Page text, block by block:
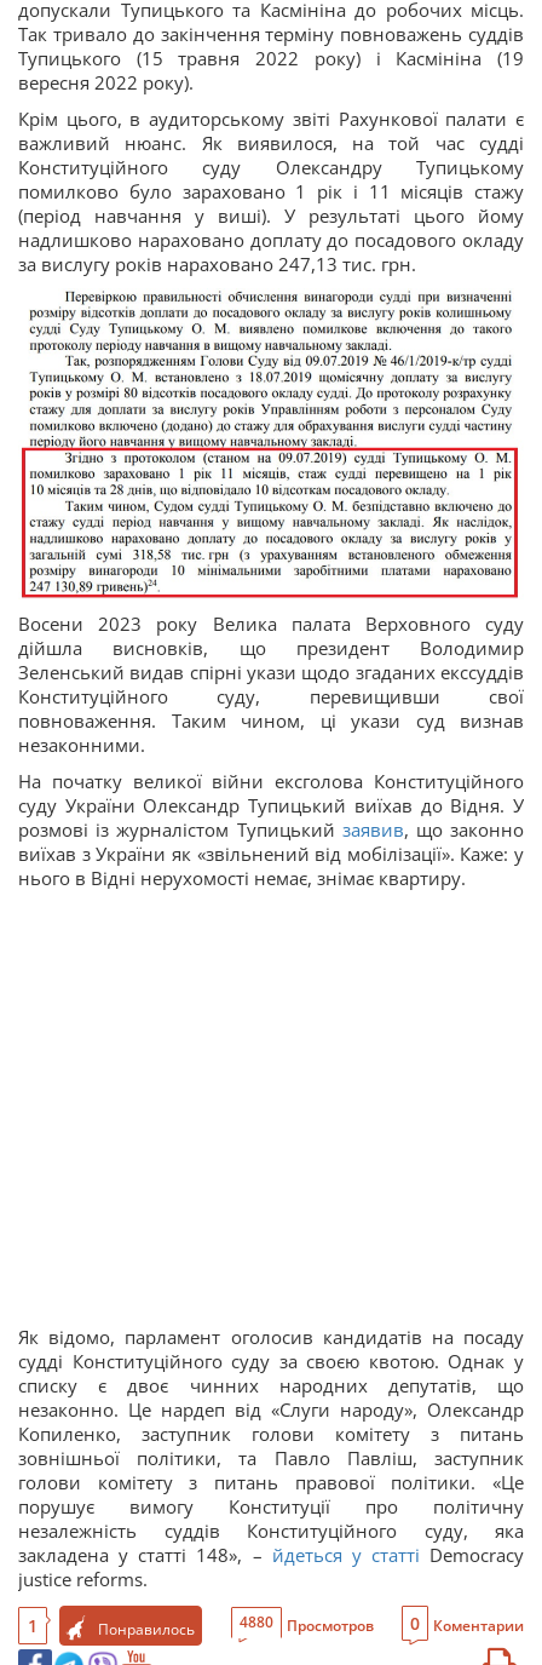
допускали Тупицького та Касмініна до робочих місць.
Так тривало до закінчення терміну повноважень суддів
Тупицького (15 травня 2022 року) і Касмініна (19
вересня 2022 року).
Крім цього, в аудиторському звіті Рахункової палати є
важливий нюанс. Як виявилося, на той час судді
Конституційного суду Олександру Тупицькому
помилково було зараховано 1 рік і 11 місяців стажу
(період навчання у виші). У результаті цього йому
надлишково нараховано доплату до посадового окладу
за вислугу років нараховано 247,13 тис. грн.
Восени 2023 року Велика палата Верховного суду
дійшла висновків, що президент Володимир
Зеленський видав спірні укази щодо згаданих екссуддів
Конституційного суду, перевищивши свої
повноваження. Таким чином, ці укази суд визнав
незаконними.
На початку великої війни ексголова Конституційного
суду України Олександр Тупицький виїхав до Відня. У
розмові із журналістом Тупицький заявив, що законно
виїхав з України як «звільнений від мобілізації». Каже: у
нього в Відні нерухомості немає, знімає квартиру.
Як відомо, парламент оголосив кандидатів на посаду
судді Конституційного суду за своєю квотою. Однак у
списку є двоє чинних народних депутатів, що
незаконно. Це нардеп від «Слуги народу», Олександр
Копиленко, заступник голови комітету з питань
зовнішньої політики, та Павло Павліш, заступник
голови комітету з питань правової політики. «Це
порушує вимогу Конституції про політичну
незалежність суддів Конституційного суду, яка
закладена у статті 148», – йдеться у статті Democracy
justice reforms.
1 Понравилось 4880 Просмотров 0 Коментарии